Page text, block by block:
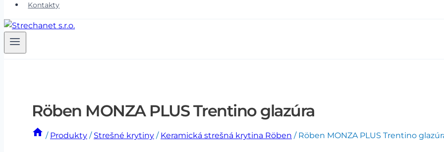
Kontakty
Röben MONZA PLUS Trentino glazúra
/ Produkty / Strešné krytiny / Keramická strešná krytina Röben / Röben MONZA PLUS Trentino